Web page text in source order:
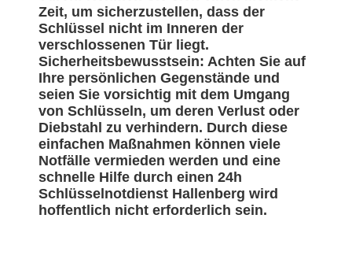
Zeit, um sicherzustellen, dass der
Schlüssel nicht im Inneren der
verschlossenen Tür liegt.
Sicherheitsbewusstsein: Achten Sie auf
Ihre persönlichen Gegenstände und
seien Sie vorsichtig mit dem Umgang
von Schlüsseln, um deren Verlust oder
Diebstahl zu verhindern. Durch diese
einfachen Maßnahmen können viele
Notfälle vermieden werden und eine
schnelle Hilfe durch einen 24h
Schlüsselnotdienst Hallenberg wird
hoffentlich nicht erforderlich sein.